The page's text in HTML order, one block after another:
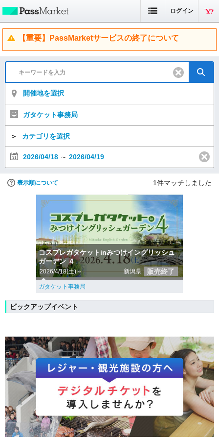
ログイン
【重要】PassMarketサービスの終了について
開催地を選択
ガタケット事務局
＞ カテゴリを選択
2026/04/18 ～ 2026/04/19
表示順について 1件マッチしました
コスプレガタケットinみつけイングリッシュ
ガーデン ４
2026/4/18(土)～ 新潟県 販売終了
ガタケット事務局
ピックアップイベント